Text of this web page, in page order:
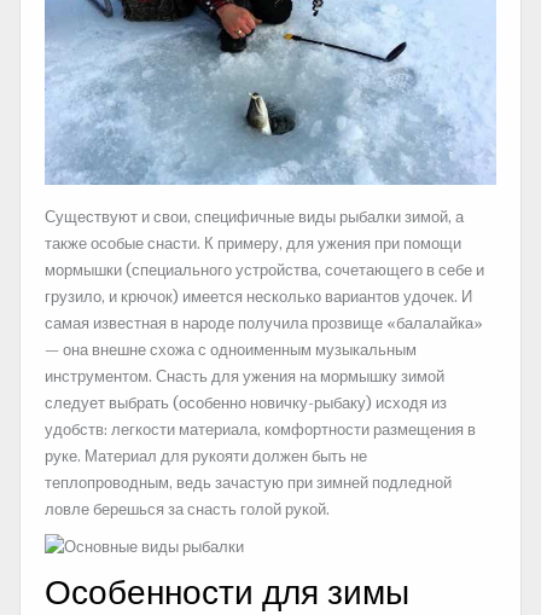
Существуют и свои, специфичные виды рыбалки зимой, а
также особые снасти. К примеру, для ужения при помощи
мормышки (специального устройства, сочетающего в себе и
грузило, и крючок) имеется несколько вариантов удочек. И
самая известная в народе получила прозвище «балалайка»
— она внешне схожа с одноименным музыкальным
инструментом. Снасть для ужения на мормышку зимой
следует выбрать (особенно новичку-рыбаку) исходя из
удобств: легкости материала, комфортности размещения в
руке. Материал для рукояти должен быть не
теплопроводным, ведь зачастую при зимней подледной
ловле берешься за снасть голой рукой.
Особенности для зимы